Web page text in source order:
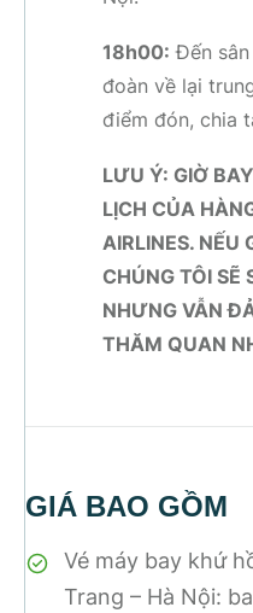
18h00: Đến
đoàn về lại
điểm đón, chia
LƯU Ý: GIỜ
LỊCH CỦA
AIRLINES. NẾU
CHÚNG TÔI SẼ
NHƯNG VẪN
THĂM QUAN
GIÁ BAO GỒM
Vé máy bay khứ
Trang – Hà Nội: